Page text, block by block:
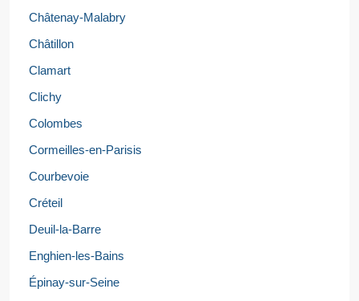
Châtenay-Malabry
Châtillon
Clamart
Clichy
Colombes
Cormeilles-en-Parisis
Courbevoie
Créteil
Deuil-la-Barre
Enghien-les-Bains
Épinay-sur-Seine